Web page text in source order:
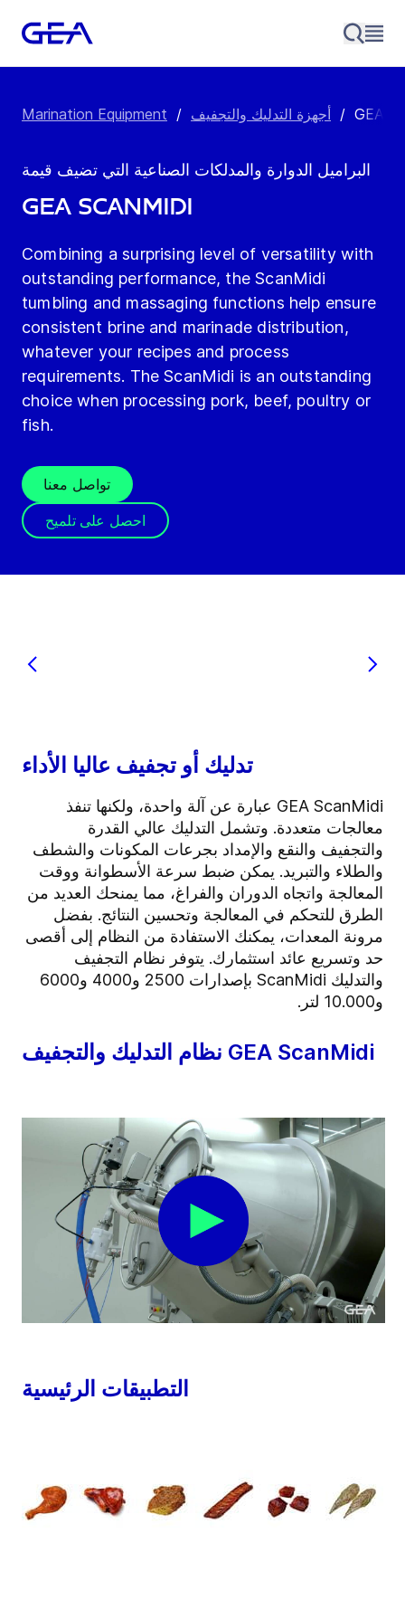
Marination Equipment / أجهزة التدليك والتجفيف / GEA
البراميل الدوارة والمدلكات الصناعية التي تضيف قيمة
GEA ScanMidi
Combining a surprising level of versatility with
outstanding performance, the ScanMidi
tumbling and massaging functions help ensure
consistent brine and marinade distribution,
whatever your recipes and process
requirements. The ScanMidi is an outstanding
choice when processing pork, beef, poultry or
fish.
تواصل معنا
احصل على تلميح
تدليك أو تجفيف عاليا الأداء
GEA ScanMidi عبارة عن آلة واحدة، ولكنها تنفذ
معالجات متعددة. وتشمل التدليك عالي القدرة
والتجفيف والنقع والإمداد بجرعات المكونات والشطف
والطلاء والتبريد. يمكن ضبط سرعة الأسطوانة ووقت
المعالجة واتجاه الدوران والفراغ، مما يمنحك العديد من
الطرق للتحكم في المعالجة وتحسين النتائج. بفضل
مرونة المعدات، يمكنك الاستفادة من النظام إلى أقصى
حد وتسريع عائد استثمارك. يتوفر نظام التجفيف
والتدليك
ScanMidi بإصدارات 2500 و4000 و6000
و10.000 لتر.
نظام التدليك والتجفيف GEA ScanMidi
التطبيقات الرئيسية